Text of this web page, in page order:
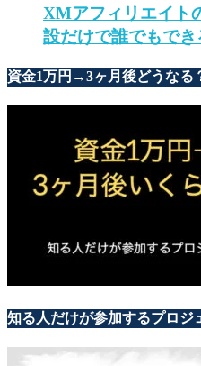
XMアフィリエイト
設だけで誰でもでき
資金1万円→3ヶ月後どうなる
知る人だけが参加するプロジ